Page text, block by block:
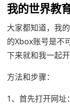
我的世界教
大家都知道，我
的Xbox账号是不
下来就和我一起开
方法和步骤：
1、首先打开网